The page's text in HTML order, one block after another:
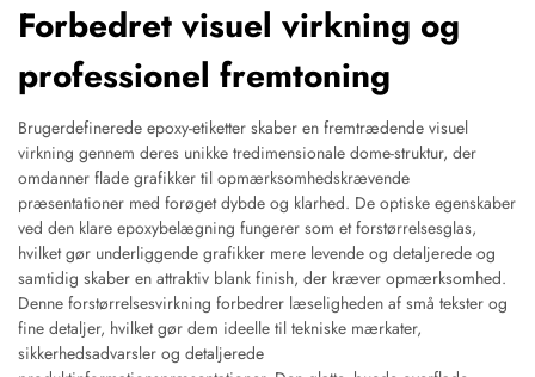
Forbedret visuel virkning og
professionel fremtoning
Brugerdefinerede epoxy-etiketter skaber en fremtrædende visuel
virkning gennem deres unikke tredimensionale dome-struktur, der
omdanner flade grafikker til opmærksomhedskrævende
præsentationer med forøget dybde og klarhed. De optiske egenskaber
ved den klare epoxybelægning fungerer som et forstørrelsesglas,
hvilket gør underliggende grafikker mere levende og detaljerede og
samtidig skaber en attraktiv blank finish, der kræver opmærksomhed.
Denne forstørrelsesvirkning forbedrer læseligheden af små tekster og
fine detaljer, hvilket gør dem ideelle til tekniske mærkater,
sikkerhedsadvarsler og detaljerede